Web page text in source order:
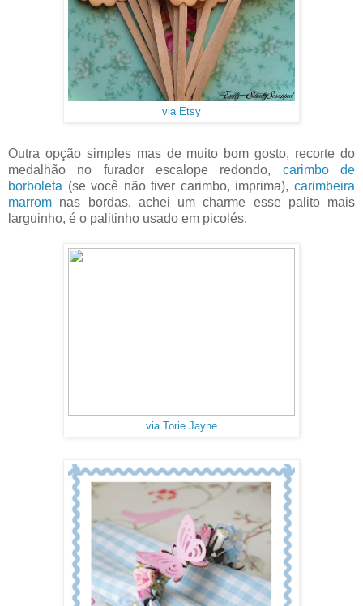
via Etsy
Outra opção simples mas de muito bom gosto, recorte do
medalhão no furador escalope redondo, carimbo de
borboleta (se você não tiver carimbo, imprima), carimbeira
marrom nas bordas. achei um charme esse palito mais
larguinho, é o palitinho usado em picolés.
via Torie Jayne